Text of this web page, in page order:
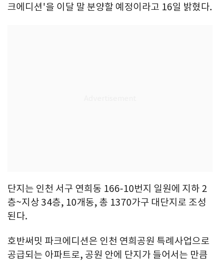
크에디션'을 이달 말 분양할 예정이라고 16일 밝혔다.
단지는 인천 서구 연희동 166-10번지 일원에 지하 2
층~지상 34층, 10개동, 총 1370가구 대단지로 조성
된다.
호반써밋 파크에디션은 인천 연희공원 특례사업으로
공급되는 아파트로, 공원 안에 단지가 들어서는 만큼